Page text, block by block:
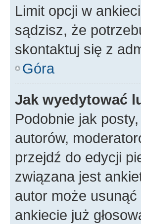
Limit opcji w
sądzisz, że
skontaktuj się z
Góra
Jak wyedytować
Podobnie jak
autorów,
przejdź do edycji
związana jest
autor może
ankiecie już